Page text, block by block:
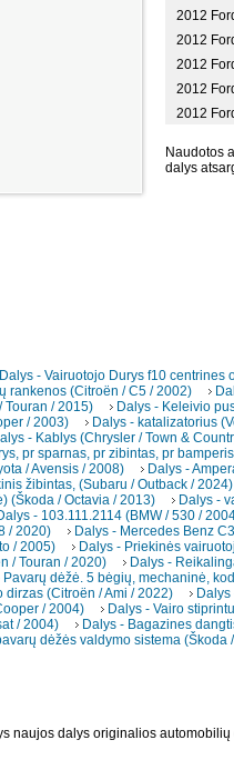
2012
2012
2012
2012
2012
Naudotos
dalys
Dalys - Vairuotojo Durys f10 centrines
rankenos (Citroën / C5 / 2002)
Touran / 2015) Dalys - Keleivio
/ 2003) Dalys - katalizatorius
- Kablys (Chrysler / Town &
pr sparnas, pr zibintas, pr
/ Avensis / 2008)
Dalys -
žibintas, (Subaru / Outback / 2024)
(Škoda / Octavia / 2013)
Dalys -
- 103.111.2114 (BMW / 530 /
/ 2020)
Dalys - Mercedes Benz
/ 2005) Dalys - Priekinės
/ Touran / 2020) Dalys -
Pavarų dėžė. 5 bėgių, mechaninė,
dirzas (Citroën / Ami / 2022)
/ 2004) Dalys - Vairo
/ 2004)
Dalys - Bagazines
dėžės valdymo sistema (Škoda
naujos dalys originalios